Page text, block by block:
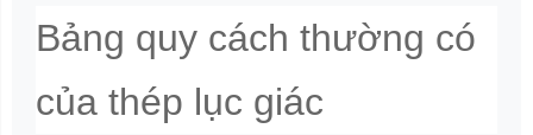
Bảng quy cách thường có
của thép lục giác